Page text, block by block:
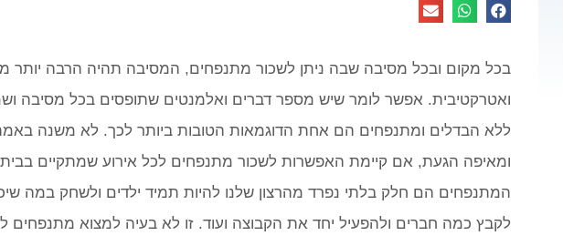
בכל מקום ובכל מסיבה שבה ניתן לשכור מתנפחים, המסיבה תהיה הרבה יותר
ואטרקטיבית. אפשר לומר שיש מספר דברים ואלמנטים שתופסים בכל מסיבה
ללא הבדלים ומתנפחים הם אחת הדוגמאות הטובות ביותר לכך. לא משנה
ומאיפה הגעת, אם קיימת האפשרות לשכור מתנפחים לכל אירוע שמתקיים
המתנפחים הם חלק בלתי נפרד מהרצון שלנו להיות תמיד ילדים ולשחק במה
לקבץ כמה חברים ולהפעיל יחד את הקבוצה ועוד. זו לא בעיה למצוא מתנפחים